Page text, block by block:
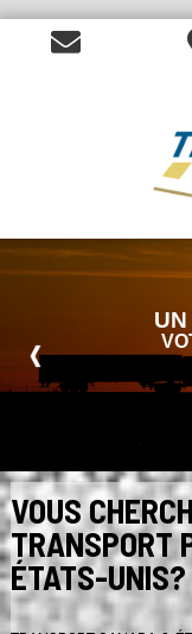
VOUS
TRANSPORT
ÉTATS-UNIS?